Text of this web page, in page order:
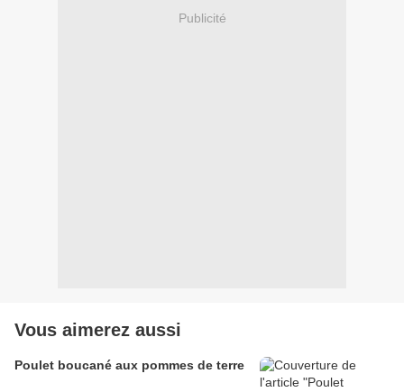
Publicité
Vous aimerez aussi
Poulet boucané aux pommes de terre